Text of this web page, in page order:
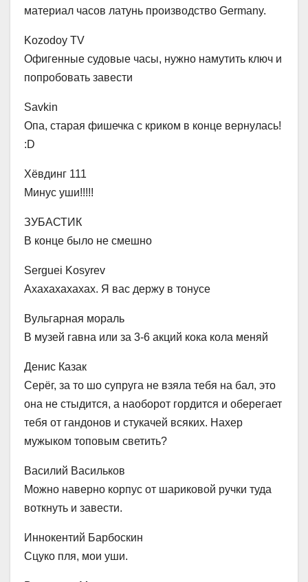
материал часов латунь производство Germany.
Kozodoy TV
Офигенные судовые часы, нужно намутить ключ и
попробовать завести
Savkin
Опа, старая фишечка с криком в конце вернулась!
:D
Хёвдинг 111
Минус уши!!!!!
ЗУБАСТИК
В конце было не смешно
Serguei Kosyrev
Ахахахахахах. Я вас держу в тонусе
Вульгарная мораль
В музей гавна или за 3-6 акций кока кола меняй
Денис Казак
Серёг, за то шо супруга не взяла тебя на бал, это
она не стыдится, а наоборот гордится и оберегает
тебя от гандонов и стукачей всяких. Нахер
мужыком топовым светить?
Василий Васильков
Можно наверно корпус от шариковой ручки туда
воткнуть и завести.
Иннокентий Барбоскин
Сцуко пля, мои уши.